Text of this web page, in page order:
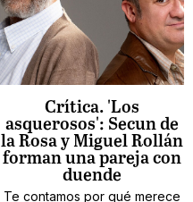
Crítica. 'Los
asquerosos': Secun de
la Rosa y Miguel Rollán
forman una pareja con
duende
Te contamos por qué merece